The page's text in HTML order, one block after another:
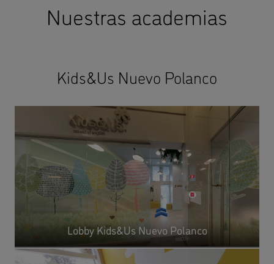
Nuestras academias
Kids&Us Nuevo Polanco
Lobby Kids&Us Nuevo Polanco